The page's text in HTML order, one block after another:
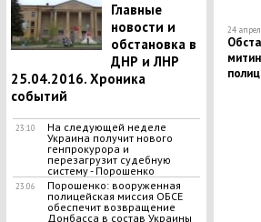
Главные
новости и
обстановка в
ДНР и ЛНР
25.04.2016. Хроника
событий
23:10
На следующей неделе
Украина получит нового
генпрокурора и
перезагрузит судебную
систему - Порошенко
23:06
Порошенко: вооруженная
полицейская миссия ОБСЕ
обеспечит возвращение
Донбасса в состав Украины
24